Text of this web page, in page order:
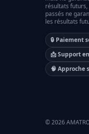
résultats
passés ne
les résultats
🔒 Paiement
📩 Support
🧠 Approche
©2026